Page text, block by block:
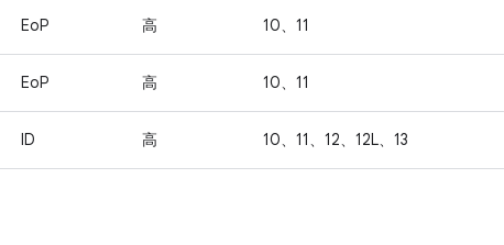
EoP 高 10、11
EoP 高 10、11
ID 高 10、11、12、12L、13